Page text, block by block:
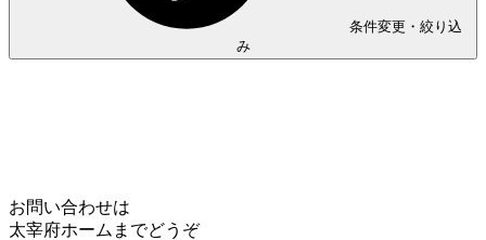
条件変更・絞り込
み
お問い合わせは
太宰府ホームまでどうぞ